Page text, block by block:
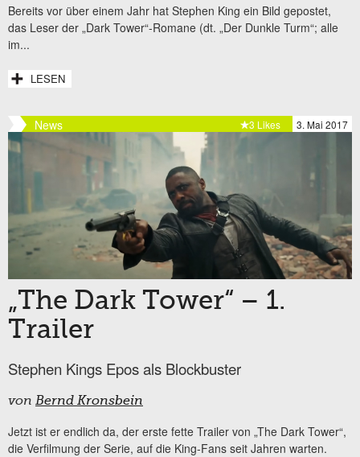
Bereits vor über einem Jahr hat Stephen King ein Bild gepostet,
das Leser der „Dark Tower“-Romane (dt. „Der Dunkle Turm“; alle
im...
LESEN
News 3. Mai 2017
3 Likes
„The Dark Tower“ – 1.
Trailer
Stephen Kings Epos als Blockbuster
von Bernd Kronsbein
Jetzt ist er endlich da, der erste fette Trailer von „The Dark Tower“,
die Verfilmung der Serie, auf die King-Fans seit Jahren warten.